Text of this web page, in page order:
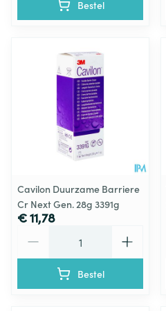
Bestel
Cavilon Duurzame Barriere
Cr Next Gen. 28g 3391g
€ 11,78
Bestel